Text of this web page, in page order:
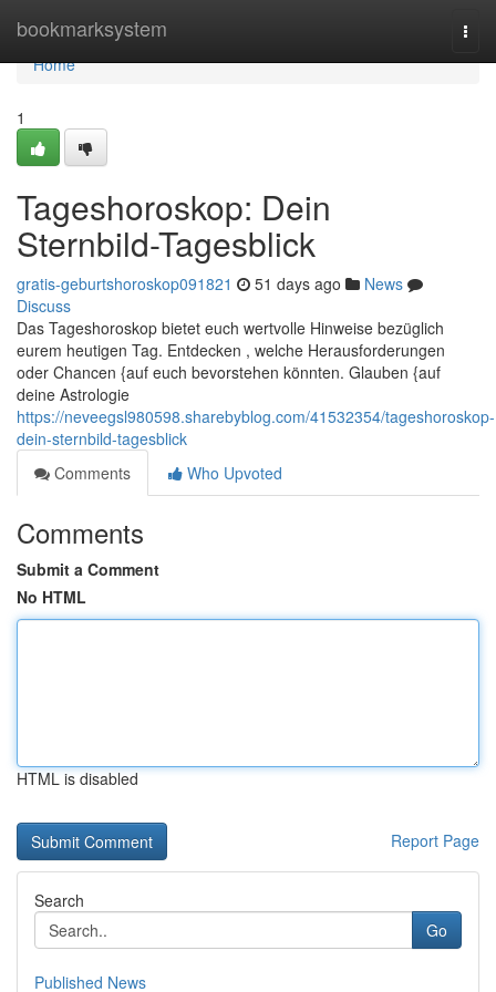
bookmarksystem
Home
Home
1
Tageshoroskop: Dein
Sternbild-Tagesblick
gratis-geburtshoroskop091821 51 days ago
News
Discuss
Das Tageshoroskop bietet euch wertvolle Hinweise bezüglich
eurem heutigen Tag. Entdecken , welche Herausforderungen
oder Chancen {auf euch bevorstehen könnten. Glauben {auf
deine Astrologie
https://neveegsl980598.sharebyblog.com/41532354/tageshoroskop-
dein-sternbild-tagesblick
Comments
Who Upvoted
Comments
Submit a Comment
No HTML
HTML is disabled
Report Page
Search
Go
Published News